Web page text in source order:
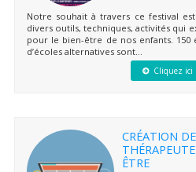
Notre souhait à travers ce festival
divers outils, techniques, activités qui
pour le bien-être de nos enfants. 150
d’écoles alternatives sont...
Cliquez ici
CRÉATION
ÊTRE